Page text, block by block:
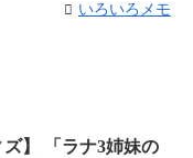
いろいろメモ
ズ】 「ラナ3姉妹の